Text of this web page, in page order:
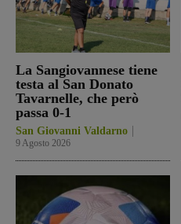
La Sangiovannese tiene
testa al San Donato
Tavarnelle, che però
passa 0-1
San Giovanni Valdarno
9 Agosto 2026